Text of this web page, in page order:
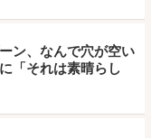
ン、なんで穴が空い
「それは素晴らし